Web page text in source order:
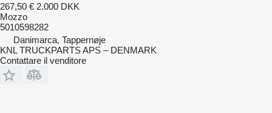
267,50 € 2.000 DKK
Mozzo
5010598282
Danimarca, Tappernøje
KNL TRUCKPARTS APS – DENMARK
Contattare il venditore